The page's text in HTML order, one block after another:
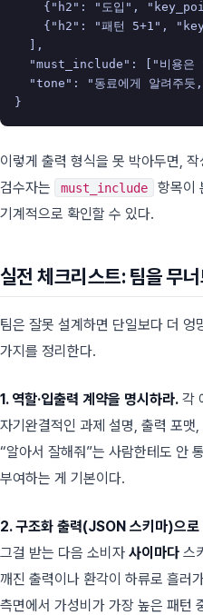
{ "h2" : "도입" ,
{ "h2" : "패턴 5+1" ,
],
"must_include" : "비용은
"tone" :
"동료에게 알려주
}
이렇게 출력 형식을 못 박아두면,
검수자는
must_include
항목이
기계적으로 확인할 수 있다.
실전 체크리스트: 팀을 무
팀은 잘못 설계하면 단일보다 더 엉
가지를 정리한다.
1. 역할·입출력 계약을 명시하라. 각
자기완결적인 과제 설명, 출력 포맷
“알아서 잘해줘”는 사람한테도 안
부여하는 게 기본이다.
2. 구조화 출력(JSON 스키마)으로
그걸 받는 다음 소비자 사이마다 스
깨진 출력이나 환각이 하류로 흘러
측면에서 가성비가 가장 높은 패턴